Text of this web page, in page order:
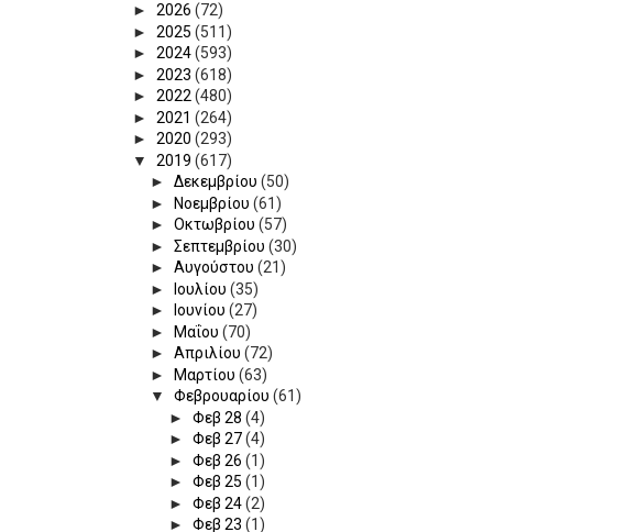
► 2026 (72)
► 2025 (511)
► 2024(593)
► 2023 (618)
► 2022(480)
► 2021 (264)
► 2020 (293)
▼ 2019 (617)
►Δεκεμβρίου(50)
► Νοεμβρίου(61)
►Οκτωβρίου(57)
►Σεπτεμβρίου(30)
►Αυγούστου(21)
►
Ιουλίου(35)
►
Ιουνίου(27)
► Μαΐου(70)
►Απριλίου(72)
► Μαρτίου(63)
▼Φεβρουαρίου(61)
►Φεβ 28(4)
►Φεβ 27(4)
►Φεβ 26(1)
►Φεβ 25(1)
►Φεβ 24(2)
►Φεβ 23(1)